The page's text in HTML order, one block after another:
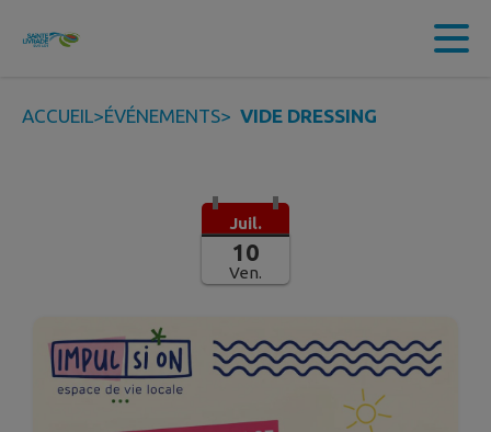
Contenu
ACCUEIL>ÉVÉNEMENTS> VIDE DRESSING
Juil.
10
Ven.